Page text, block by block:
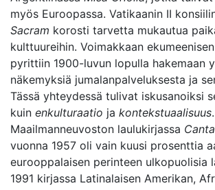
myös Euroopassa. Vatikaanin II
Sacram korosti tarvetta mukautua
kulttuureihin. Voimakkaan
pyrittiin 1900-luvun lopulla hakemaan
näkemyksiä jumalanpalveluksesta ja
Tässä yhteydessä tulivat iskusanoiksi
kuin enkulturaatio ja kontekstuaalisuus
Maailmanneuvoston laulukirjassa
vuonna 1957 oli vain kuusi prosenttia
eurooppalaisen perinteen ulkopuolisia
1991 kirjassa Latinalaisen Amerikan,